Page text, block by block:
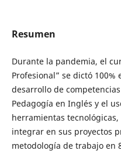
Resumen
Durante la pandemia, el
Profesional” se dictó
desarrollo de
Pedagogía en Inglés y el
herramientas
integrar en sus proyectos
metodología de trabajo en